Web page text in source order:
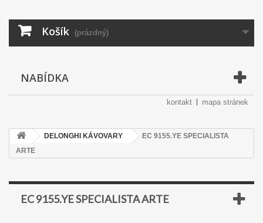
Košík (prázdný)
NABÍDKA
kontakt mapa stránek
DELONGHI KÁVOVARY
EC 9155.YE SPECIALISTA
ARTE
EC 9155.YE SPECIALISTA ARTE